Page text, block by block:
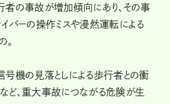
者の事故が増加傾向にあり、その事
イバーの操作ミスや漫然運転による
。
号機の見落としによる歩行者との衝
ど、重大事故につながる危険が生